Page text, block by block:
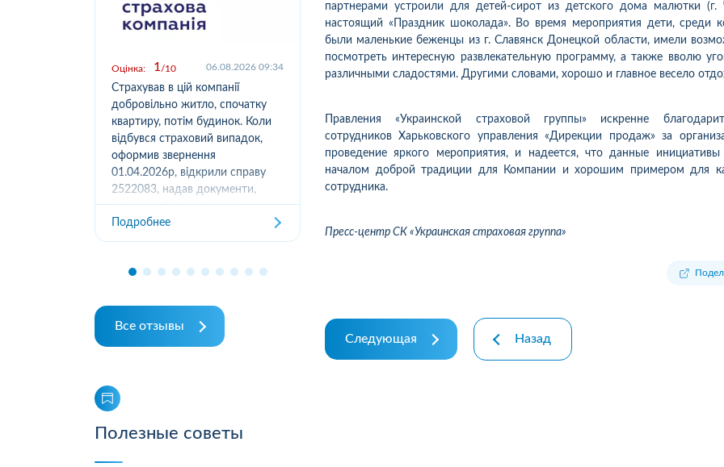
Оцінка: 1 10 06.08.2026 09:34
Страхував в цій компанії
добровільно житло, спочатку
квартиру, потім будинок. Коли
відбувся страховий випадок,
оформив звернення
01.04.2026р, відкрили справу
2522083, надав документи,
отримав підтвердження
отримання, взяли в роботу. 2
місяці жодного повідомлення
Подробнее
05.08.2026 19:00
м.Косів, ІФ обл. Хочу подякувати
дівчині-спеціалісту за швидкість
та зручність...
застрахувати дві свої
На що отримав відповідь -
перетелефонують" Вже
як передзвонюють. Навіщо
Все отзывы
Полезные советы
партнерами устроили для детей-сирот из детского дома малютки (г.
настоящий «Праздник шоколада». Во время мероприятия дети, среди
были маленькие беженцы из г. Славянск Донецкой области, имели
посмотреть интересную развлекательную программу, а также вволю
различными сладостями. Другими словами, хорошо и главное весело
Правления «Украинской страховой группы» искренне
сотрудников Харьковского управления «Дирекции продаж» за
проведение яркого мероприятия, и надеется, что данные инициативы
началом доброй традиции для Компании и хорошим примером для
сотрудника.
Пресс-центр СК «Украинская страховая группа»
Следующая Назад